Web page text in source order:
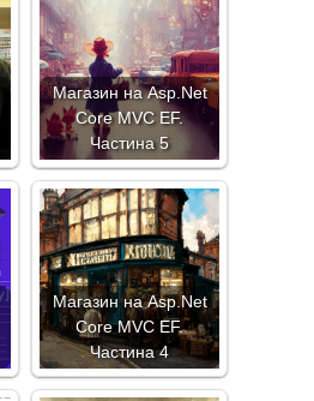
Магазин на Asp.Net
Core MVC EF.
Частина 5
Магазин на Asp.Net
Core MVC EF.
Частина 4